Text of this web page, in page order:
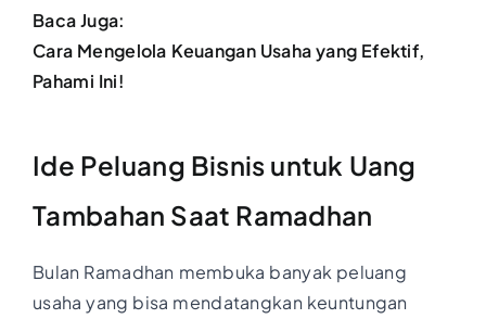
Baca Juga:
Cara Mengelola Keuangan Usaha yang Efektif,
Pahami Ini!
Ide Peluang Bisnis untuk Uang
Tambahan Saat Ramadhan
Bulan Ramadhan membuka banyak peluang
usaha yang bisa mendatangkan keuntungan